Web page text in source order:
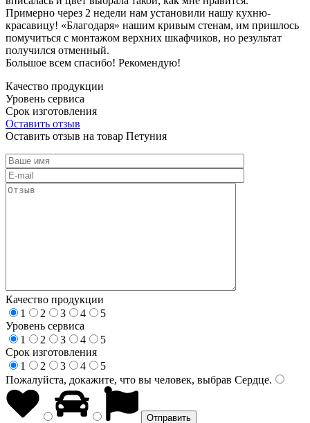
Примерно через 2 недели нам установили нашу кухню-
красавицу! «Благодаря» нашим кривым стенам, им пришлось
помучиться с монтажом верхних шкафчиков, но результат
получился отменный.
Большое всем спасибо! Рекомендую!
Качество продукции
Уровень сервиса
Срок изготовления
Оставить отзыв
Оставить отзыв на товар Петуния
Качество продукции
1
2 3 4
5
Уровень сервиса
1
2 3 4
5
Срок изготовления
1
2 3 4
5
Пожалуйста, докажите, что вы человек, выбрав Сердце.